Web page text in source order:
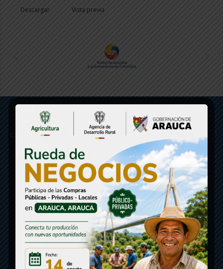
Descargar Vista previa
Gobernación de Arauca